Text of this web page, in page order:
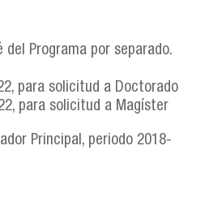
Programa por separado.
para solicitud a Doctorado
para solicitud a Magíster​
Principal, periodo 2018-